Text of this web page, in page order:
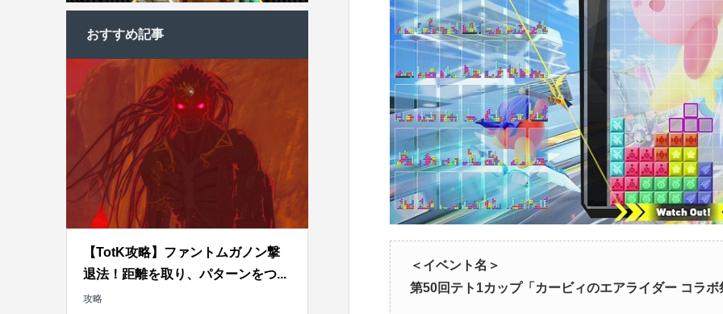
＜イベント名＞
第50回テト1カップ「 カービィのエアライダーコラボ
おすすめ記事
【TotK攻略】ファントムガノン撃
退法！距離を取り、パターンをつ...
攻略